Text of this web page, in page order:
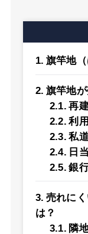
旗竿地
旗竿地
再
利
私
日
銀
売れに
は？
隣